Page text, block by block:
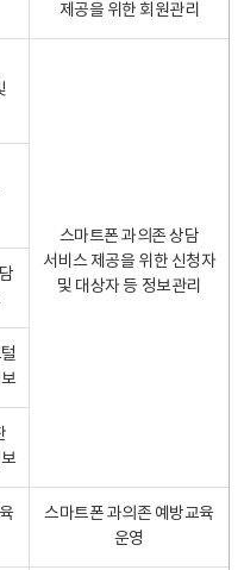
제공을 위한 회원관리
스마트폰 과의존 상담
서비스 제공을 위한 신청자
및 대상자 등 정보관리
스마트폰 과의존 예방교육
운영